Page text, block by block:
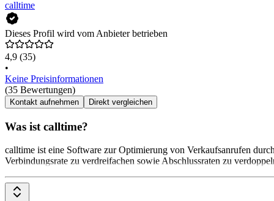
calltime
Dieses Profil wird vom Anbieter betrieben
4,9 (35)
•
Keine Preisinformationen
(35 Bewertungen)
Kontakt aufnehmen Direkt vergleichen
Was ist calltime?
calltime ist eine Software zur Optimierung von Verkaufsanrufen
Verbindungsrate zu verdreifachen sowie Abschlussraten zu